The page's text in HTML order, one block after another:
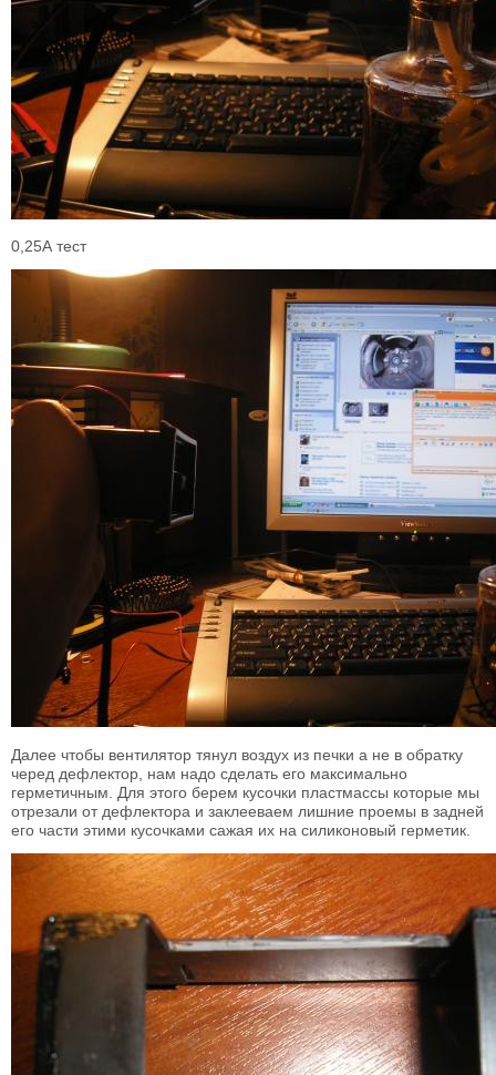
0,25А тест
Далее чтобы вентилятор тянул воздух из печки а не в обратку
черед дефлектор, нам надо сделать его максимально
герметичным. Для этого берем кусочки пластмассы которые мы
отрезали от дефлектора и заклееваем лишние проемы в задней
его части этими кусочками сажая их на силиконовый герметик.